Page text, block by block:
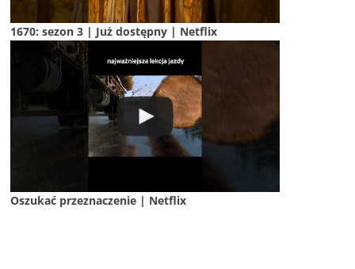
1670: sezon 3 | Już dostępny | Netflix
Oszukać przeznaczenie | Netflix